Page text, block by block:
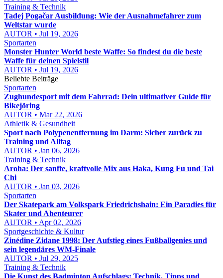
Training & Technik
Tadej Pogačar Ausbildung: Wie der Ausnahmefahrer zum
Weltstar wurde
AUTOR • Jul 19, 2026
Sportarten
Monster Hunter World beste Waffe: So findest du die beste
Waffe für deinen Spielstil
AUTOR • Jul 19, 2026
Beliebte Beiträge
Sportarten
Zughundesport mit dem Fahrrad: Dein ultimativer Guide für
Bikejöring
AUTOR • Mar 22, 2026
Athletik & Gesundheit
Sport nach Polypenentfernung im Darm: Sicher zurück zu
Training und Alltag
AUTOR • Jan 06, 2026
Training & Technik
Aroha: Der sanfte, kraftvolle Mix aus Haka, Kung Fu und Tai
Chi
AUTOR • Jan 03, 2026
Sportarten
Der Skatepark am Volkspark Friedrichshain: Ein Paradies für
Skater und Abenteurer
AUTOR • Apr 02, 2026
Sportgeschichte & Kultur
Zinédine Zidane 1998: Der Aufstieg eines Fußballgenies und
sein legendäres WM-Finale
AUTOR • Jul 29, 2025
Training & Technik
Die Kunst des Badminton Aufschlags: Technik, Tipps und